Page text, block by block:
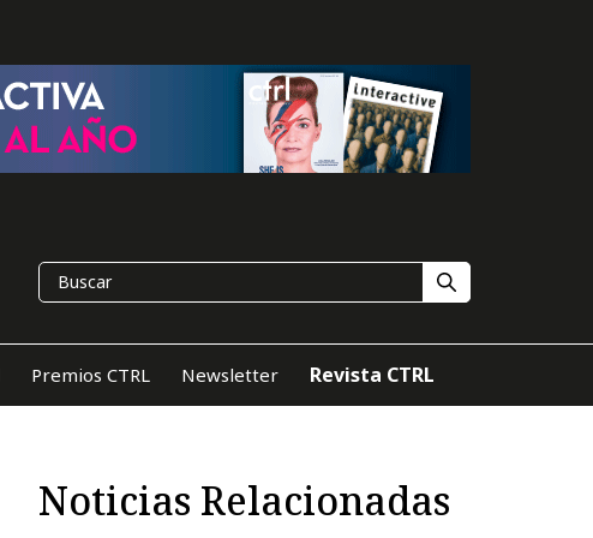
Premios CTRL Newsletter Revista CTRL
Noticias Relacionadas